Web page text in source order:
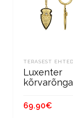
TERASEST EHTED
Luxenter
69.90€